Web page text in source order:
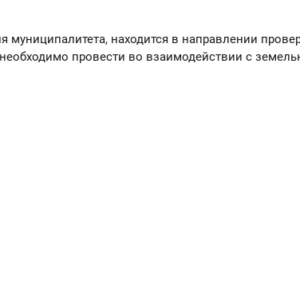
находится в направлении
провести во взаимодействии с